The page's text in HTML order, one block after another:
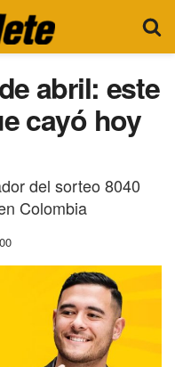
abril: este
cayó hoy
del sorteo 8040
Colombia